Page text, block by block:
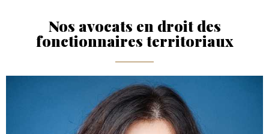
Nos avocats en droit des
fonctionnaires territoriaux